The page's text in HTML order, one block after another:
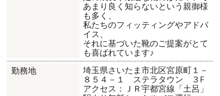
あまり良く知らないという親御様
も多く、
私たちのフィッティングやアドバ
イス、
それに基づいた靴のご提案がとて
も喜ばれています♪
勤務地
埼玉県さいたま市北区宮原町１－
８５４－１ ステラタウン ３F
アクセス：ＪＲ宇都宮線「土呂」